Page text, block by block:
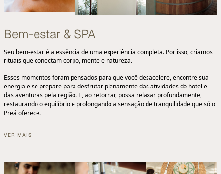
Bem-estar & SPA
Seu bem-estar é a essência de uma experiência completa. Por isso, criamos
rituais que conectam corpo, mente e natureza.
Esses momentos foram pensados para que você desacelere, encontre sua
energia e se prepare para desfrutar plenamente das atividades do hotel e
das aventuras pela região. E, ao retornar, possa relaxar profundamente,
restaurando o equilíbrio e prolongando a sensação de tranquilidade que só o
Preá oferece.
VER MAIS